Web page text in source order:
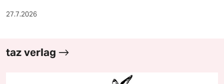
27.7.2026
taz verlag